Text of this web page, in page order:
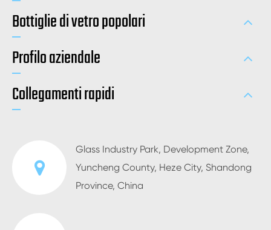
Bottiglie di vetro popolari
Profilo aziendale
Collegamenti rapidi
Glass Industry Park, Development Zone,
Yuncheng County, Heze City, Shandong
Province, China